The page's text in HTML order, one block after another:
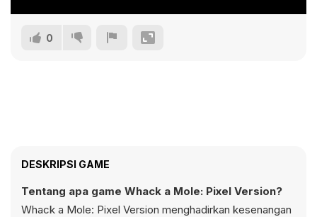
0
DESKRIPSI GAME
Tentang apa game Whack a Mole: Pixel Version?
Whack a Mole: Pixel Version menghadirkan kesenangan